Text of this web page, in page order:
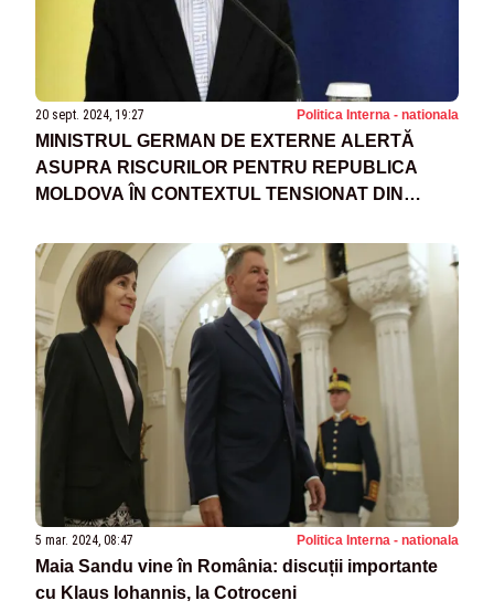
20 sept. 2024, 19:27 Politica Interna - nationala
MINISTRUL GERMAN DE EXTERNE ALERTĂ
ASUPRA RISCURILOR PENTRU REPUBLICA
MOLDOVA ÎN CONTEXTUL TENSIONAT DIN
5 mar. 2024, 08:47 Politica Interna - nationala
Maia Sandu vine în România: discuții importante
cu Klaus Iohannis, la Cotroceni